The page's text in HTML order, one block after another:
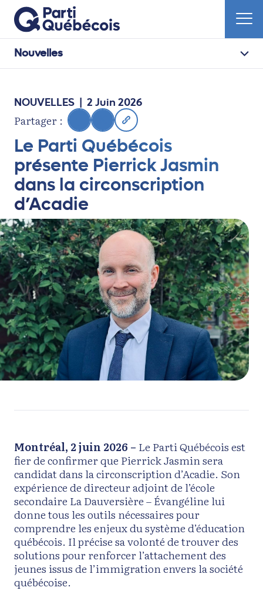
Nouvelles
NOUVELLES | 2 Juin 2026
Partager :
Le Parti Québécois
présente Pierrick Jasmin
dans la circonscription
d’Acadie
Montréal, 2 juin 2026 – Le Parti Québécois est
fier de confirmer que Pierrick Jasmin sera
candidat dans la circonscription d’Acadie. Son
expérience de directeur adjoint de l’école
secondaire La Dauversière – Évangéline lui
donne tous les outils nécessaires pour
comprendre les enjeux du système d’éducation
québécois. Il précise sa volonté de trouver des
solutions pour renforcer l’attachement des
jeunes issus de l’immigration envers la société
québécoise.